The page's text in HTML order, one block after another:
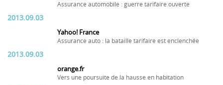
Assurance automobile : guerre tarifaire ouverte
2013.09.03
Yahoo! France
Assurance auto : la bataille tarifaire est enclenchée
2013.09.03
orange.fr
Vers une poursuite de la hausse en habitation